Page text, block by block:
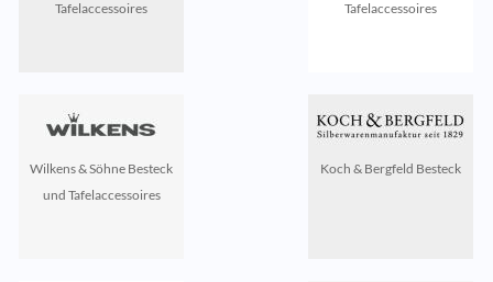
Tafelaccessoires
Tafelaccessoires
Wilkens & Söhne Besteck
und Tafelaccessoires
Koch & Bergfeld Besteck